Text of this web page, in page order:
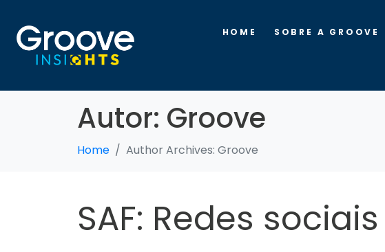
HOME SOBRE A GROOVE
Autor: Groove
Home Author Archives: Groove
SAF: Redes sociais